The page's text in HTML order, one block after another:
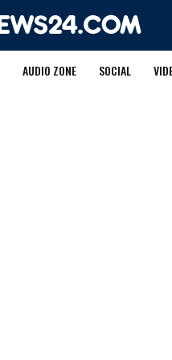
AUDIO ZONE SOCIAL